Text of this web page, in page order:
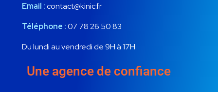
Email :contact@kinic.fr
Téléphone :07 78 26 50 83
Du lundi au vendredi de 9H à 17H
Une agence de confiance